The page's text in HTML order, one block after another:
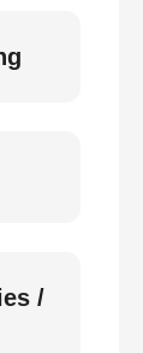
/